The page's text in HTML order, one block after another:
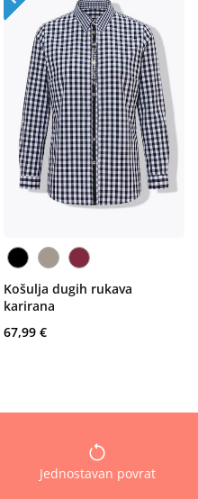
Košulja dugih rukava
karirana
67,99 €
Jednostavan povrat